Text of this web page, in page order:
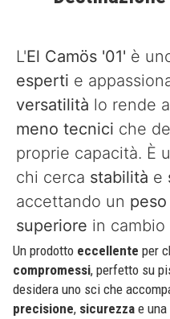
L'El Camös '01' è
esperti e
versatilità lo rende
meno tecnici che
proprie capacità. È
chi cerca stabilità e
accettando un
superiore in cambio
Un prodotto eccellente per
compromessi, perfetto su
desidera uno sci che
precisione, sicurezza e